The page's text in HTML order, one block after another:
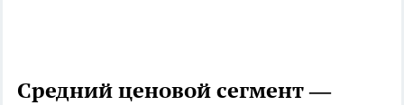
Средний ценовой сегмент —